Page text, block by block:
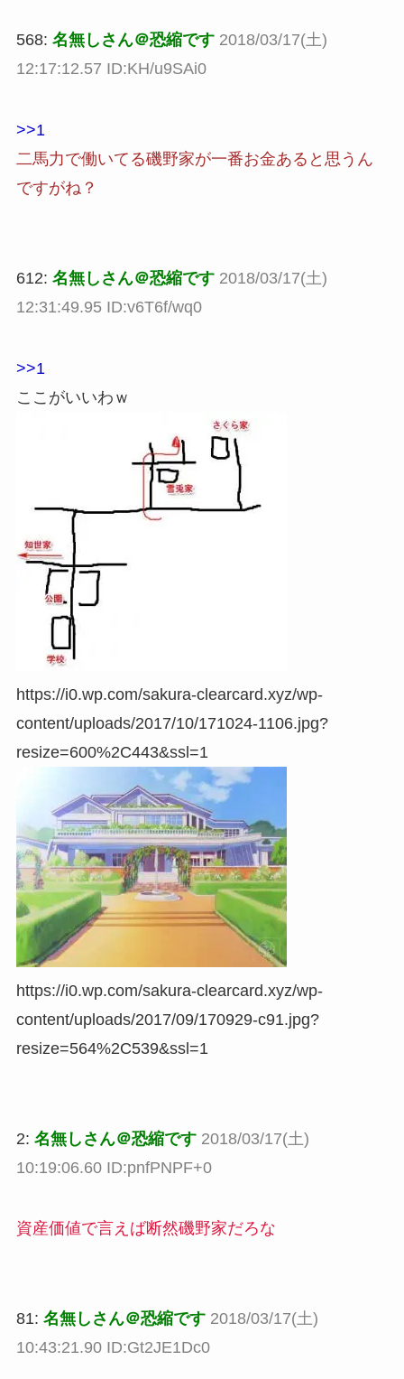
568: 名無しさん＠恐縮です 2018/03/17(土)
12:17:12.57 ID:KH/u9SAi0
>>1
二馬力で働いてる磯野家が一番お金あると思うん
ですがね？
612: 名無しさん＠恐縮です 2018/03/17(土)
12:31:49.95 ID:v6T6f/wq0
>>1
ここがいいわｗ
https://i0.wp.com/sakura-clearcard.xyz/wp-
content/uploads/2017/10/171024-1106.jpg?
resize=600%2C443&ssl=1
https://i0.wp.com/sakura-clearcard.xyz/wp-
content/uploads/2017/09/170929-c91.jpg?
resize=564%2C539&ssl=1
2: 名無しさん＠恐縮です 2018/03/17(土)
10:19:06.60 ID:pnfPNPF+0
資産価値で言えば断然磯野家だろな
81: 名無しさん＠恐縮です 2018/03/17(土)
10:43:21.90 ID:Gt2JE1Dc0